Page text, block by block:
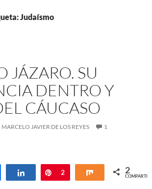
Judaísmo
JÁZARO. SU
DENTRO Y
CÁUCASO
MARCELO JAVIER DE LOS REYES
1
Compartir CompartirPin
2 Compartir
2
COMPARTIR